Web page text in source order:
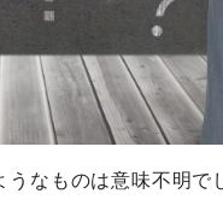
なものは意味不明で